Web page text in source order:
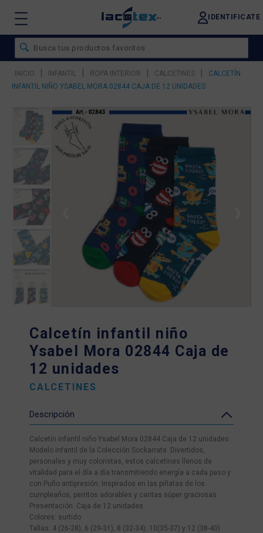
IDENTIFICATE
INICIO | INFANTIL | ROPA INTERIOR | CALCETINES |
CALCETÍN
INFANTIL NIÑO YSABEL MORA 02844 CAJA DE 12 UNIDADES
Calcetín infantil niño
Ysabel Mora 02844 Caja de
12 unidades
CALCETINES
Descripción
Calcetín infantil niño Ysabel Mora 02844 Caja de 12 unidades
Modelo infantil de la Colección Sockarrats. Divertidos,
personales y muy coloristas, estos calcetines llenos de
vitalidad para el día a día transmitiendo energía a cada paso y
con Puño antipresión. Inspirados en las piñatas de los
cumpleaños, perritos adorables y caritas súper graciosas.
Presentación: Caja de 12 unidades
Colores: surtido
Tallas: 4 (26-28), 6 (29-31), 8 (32-34), 10(35-37) y 12 (38-40)